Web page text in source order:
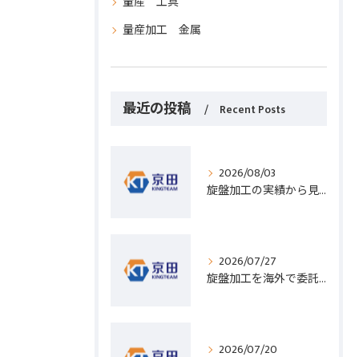
量産加工 金属
最近の投稿 Recent Posts
2026/08/03
旋盤加工の実績から見る発注先選びと人材事情のポイントを詳しく解説
2026/07/27
旋盤加工を海外で委託する際のコスト削減と高精度実現のポイント
2026/07/20